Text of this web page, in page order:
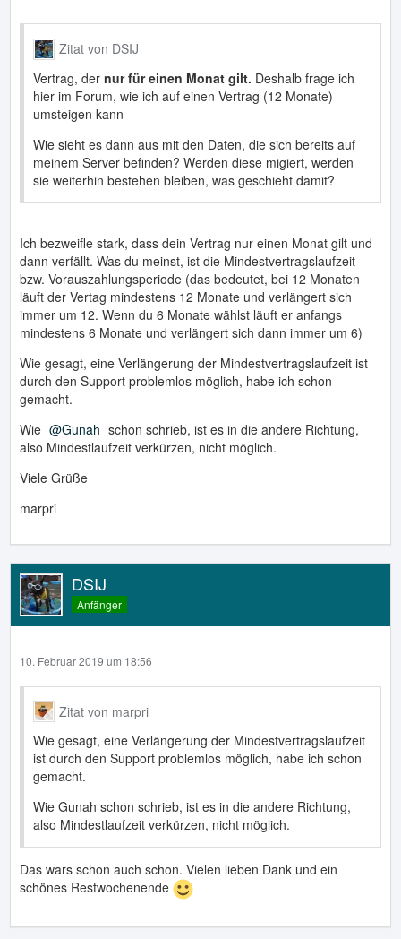
Zitat von DSIJ
Vertrag, der nur für einen Monat gilt. Deshalb frage ich
hier im Forum, wie ich auf einen Vertrag (12 Monate)
umsteigen kann
Wie sieht es dann aus mit den Daten, die sich bereits auf
meinem Server befinden? Werden diese migiert, werden
sie weiterhin bestehen bleiben, was geschieht damit?
Ich bezweifle stark, dass dein Vertrag nur einen Monat gilt und
dann verfällt. Was du meinst, ist die Mindestvertragslaufzeit
bzw. Vorauszahlungsperiode (das bedeutet, bei 12 Monaten
läuft der Vertag mindestens 12 Monate und verlängert sich
immer um 12. Wenn du 6 Monate wählst läuft er anfangs
mindestens 6 Monate und verlängert sich dann immer um 6)
Wie gesagt, eine Verlängerung der Mindestvertragslaufzeit ist
durch den Support problemlos möglich, habe ich schon
gemacht.
Wie
Gunah schon schrieb, ist es in die andere Richtung,
also Mindestlaufzeit verkürzen, nicht möglich.
Viele Grüße
marpri
DSIJ
Anfänger
10. Februar 2019 um 18:56
Zitat von marpri
Wie gesagt, eine Verlängerung der Mindestvertragslaufzeit
ist durch den Support problemlos möglich, habe ich schon
gemacht.
Wie Gunah schon schrieb, ist es in die andere Richtung,
also Mindestlaufzeit verkürzen, nicht möglich.
Das wars schon auch schon. Vielen lieben Dank und ein
schönes Restwochenende